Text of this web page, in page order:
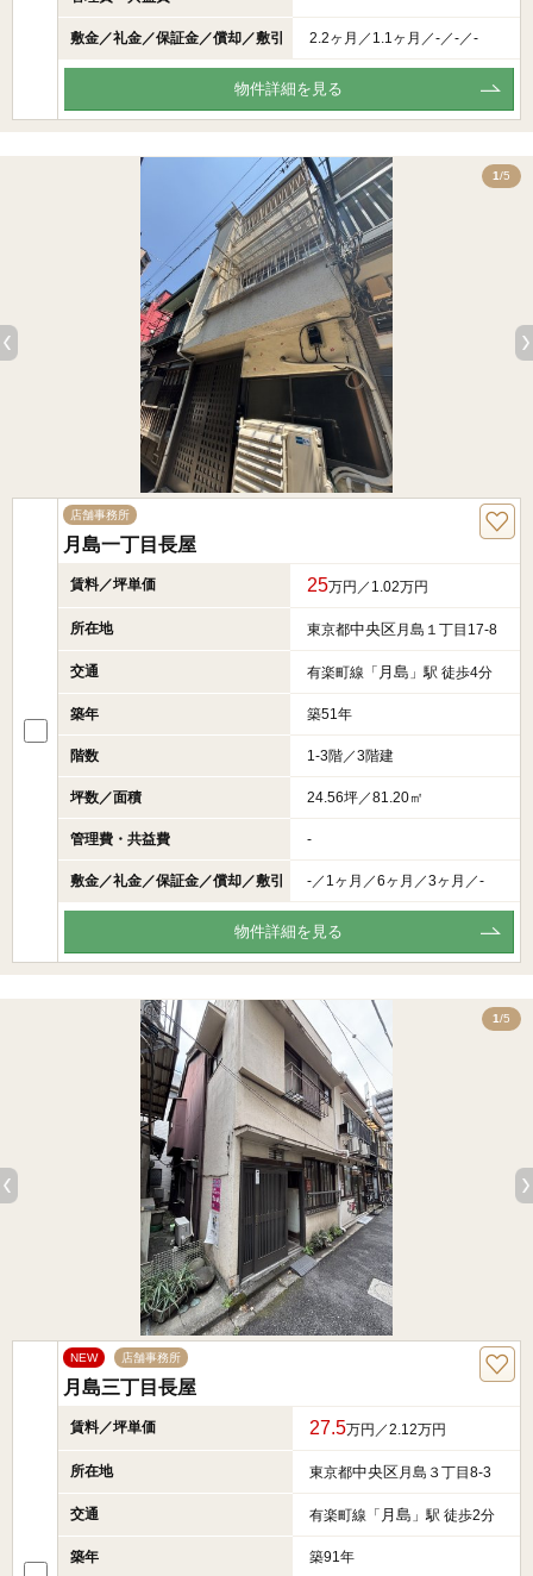
敷金／礼金／保証金／償却／敷引 2.2ヶ月／1.1ヶ月／-／-／-
物件詳細を見る
1/5
店舗事務所
月島一丁目長屋
賃料／坪単価 25万円／1.02万円
所在地 東京都中央区月島１丁目17-8
交通 有楽町線「 月島 」駅 徒歩4分
築年 築51年
階数 1-3階／3階建
坪数／面積 24.56坪／81.20㎡
管理費・共益費 -
敷金／礼金／保証金／償却／敷引 -／1ヶ月／6ヶ月／3ヶ月／-
物件詳細を見る
1/5
NEW 店舗事務所
月島三丁目長屋
賃料／坪単価 27.5万円／2.12万円
所在地 東京都中央区月島３丁目8-3
交通 有楽町線「 月島 」駅 徒歩2分
築年 築91年